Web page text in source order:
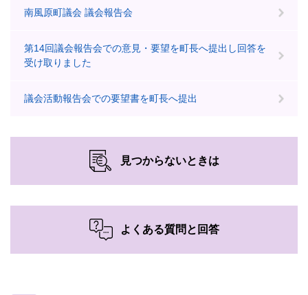
南風原町議会 議会報告会
第14回議会報告会での意見・要望を町長へ提出し回答を
受け取りました
議会活動報告会での要望書を町長へ提出
見つからないときは
よくある質問と回答